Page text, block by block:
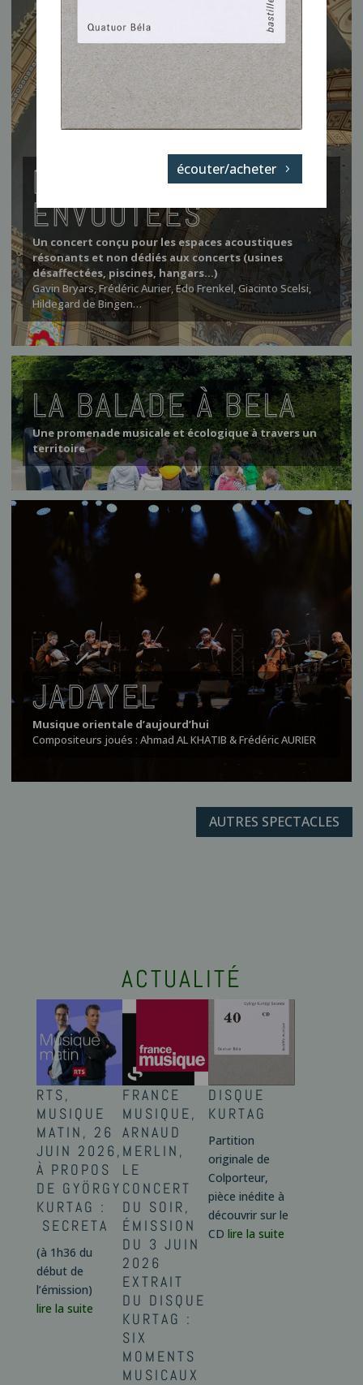
écouter/acheter
MUSIQUES
ENVOUTÉES
Un concert conçu pour les espaces acoustiques
résonants et non dédiés aux concerts (usines
désaffectées, piscines, hangars…)
Gavin Bryars, Frédéric Aurier, Edo Frenkel, Giacinto Scelsi,
Hildegard de Bingen…
LA BALADE À BELA
Une promenade musicale et écologique à travers un
territoire
JADAYEL
Musique orientale d’aujourd’hui
Compositeurs joués : Ahmad AL KHATIB & Frédéric AURIER
AUTRES SPECTACLES
ACTUALITÉ
RTS,
MUSIQUE
MATIN, 26
JUIN 2026,
À PROPOS
DE GYÖRGY
KURTAG :
SECRETA
(à 1h36 du
début de
l’émission)
lire la suite
FRANCE
MUSIQUE,
ARNAUD
MERLIN,
LE
CONCERT
DU SOIR,
ÉMISSION
DU 3 JUIN
2026
EXTRAIT
DU DISQUE
KURTAG :
SIX
MOMENTS
MUSICAUX
DISQUE
KURTAG
Partition
originale de
Colporteur,
pièce inédite à
découvrir sur le
CDlire la suite